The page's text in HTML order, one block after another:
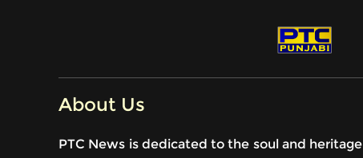
About Us
PTC News is dedicated to the soul and heritage